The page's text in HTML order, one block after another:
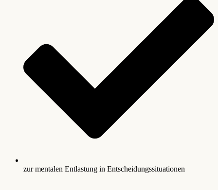
zur mentalen Entlastung in Entscheidungssituationen